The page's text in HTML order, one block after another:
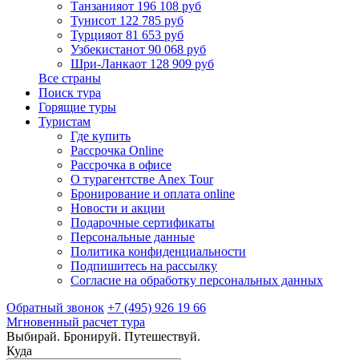
Танзанияот 196 108 руб
Тунисот 122 785 руб
Турцияот 81 653 руб
Узбекистанот 90 068 руб
Шри-Ланкаот 128 909 руб
Все страны
Поиск тура
Горящие туры
Туристам
Где купить
Рассрочка Online
Рассрочка в офисе
О турагентстве Anex Tour
Бронирование и оплата online
Новости и акции
Подарочные сертификаты
Персональные данные
Политика конфиденциальности
Подпишитесь на рассылку
Согласие на обработку персональных данных
Обратный звонок +7 (495) 926 19 66
Мгновенный расчет тура
Выбирай. Бронируй. Путешествуй.
Куда